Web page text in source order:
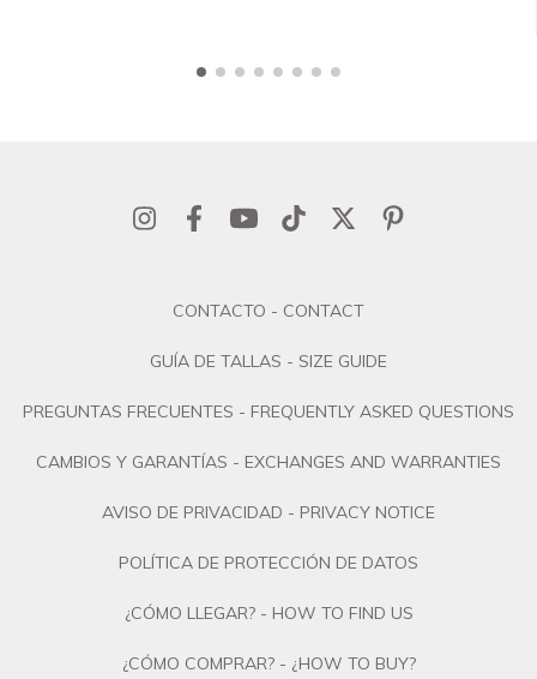
CONTACTO - CONTACT
GUÍA DE TALLAS - SIZE GUIDE
PREGUNTAS FRECUENTES - FREQUENTLY ASKED QUESTIONS
CAMBIOS Y GARANTÍAS - EXCHANGES AND WARRANTIES
AVISO DE PRIVACIDAD - PRIVACY NOTICE
POLÍTICA DE PROTECCIÓN DE DATOS
¿CÓMO LLEGAR? - HOW TO FIND US
¿CÓMO COMPRAR? - ¿HOW TO BUY?